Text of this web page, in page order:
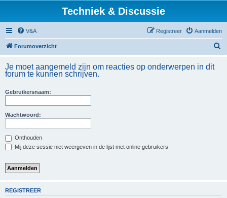
Techniek & Discussie
V&A Aanmelden
Registreer
Forumoverzicht
k
Je moet aangemeld zijn om reacties op onderwerpen in dit
forum te kunnen schrijven.
Gebruikersnaam:
Wachtwoord:
Onthouden
Mij deze sessie niet weergeven in de lijst met online gebruikers
REGISTREER